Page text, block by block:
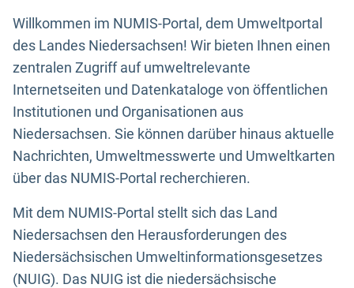
Willkommen im NUMIS-Portal, dem Umweltportal
des Landes Niedersachsen! Wir bieten Ihnen einen
zentralen Zugriff auf umweltrelevante
Internetseiten und Datenkataloge von öffentlichen
Institutionen und Organisationen aus
Niedersachsen. Sie können darüber hinaus aktuelle
Nachrichten, Umweltmesswerte und Umweltkarten
über das NUMIS-Portal recherchieren.
Mit dem NUMIS-Portal stellt sich das Land
Niedersachsen den Herausforderungen des
Niedersächsischen Umweltinformationsgesetzes
(NUIG). Das NUIG ist die niedersächsische